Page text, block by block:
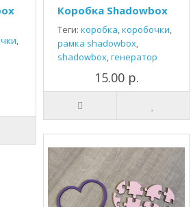
,
Коробка Shadowbox
Теги: коробка,коробочки,
рамка shadowbox,
shadowbox,генератор
15.00 р.